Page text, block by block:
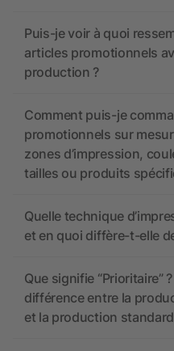
Puis-je voir à quoi
articles promotionnels
production ?
Comment puis-je
promotionnels sur
zones d’impression,
tailles ou produits
Quelle technique
et en quoi diffère-t-elle
Que signifie “Prioritaire”
différence entre la
et la production